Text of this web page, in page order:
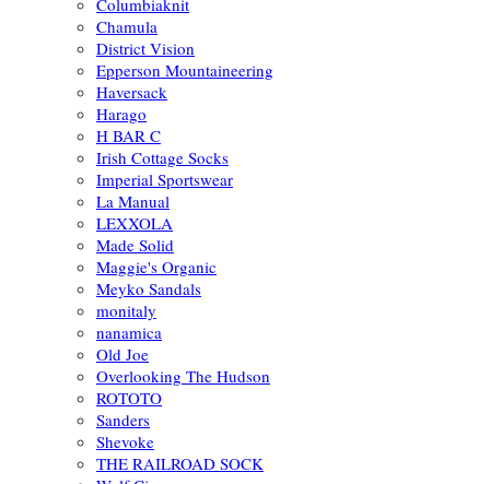
Columbiaknit
Chamula
District Vision
Epperson Mountaineering
Haversack
Harago
H BAR C
Irish Cottage Socks
Imperial Sportswear
La Manual
LEXXOLA
Made Solid
Maggie's Organic
Meyko Sandals
monitaly
nanamica
Old Joe
Overlooking The Hudson
ROTOTO
Sanders
Shevoke
THE RAILROAD SOCK